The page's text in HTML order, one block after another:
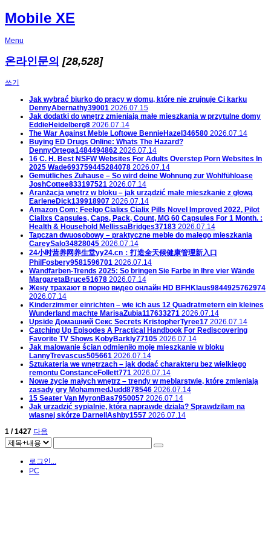
Mobile XE
Menu
온라인문의 [28,528]
쓰기
Jak wybrać biurko do pracy w domu, które nie zrujnuje Ci karku
DennyAbernathy39001 2026.07.15
Jak dodatki do wnętrz zmieniają małe mieszkania w przytulne domy
EddieHeidelberg8 2026.07.14
The War Against Meble Loftowe BennieHazel346580 2026.07.14
Buying ED Drugs Online: Whats The Hazard?
DennyOrtega1484494862 2026.07.14
16 C. H. Best NSFW Websites For Adults Overstep Porn Websites In
2025 Wade693759445284078 2026.07.14
Gemütliches Zuhause – So wird deine Wohnung zur Wohlfühloase
JoshCottee833197521 2026.07.14
Aranżacja wnętrz w bloku – jak urządzić małe mieszkanie z głową
EarleneDick139918907 2026.07.14
Amazon Com: Feelgo Cialixs Cialix Pills Novel Improved 2022, Pilot
Cialixs Capsules, Caps, Pack, Count, MG 60 Capsules For 1 Month. :
Health & Household MellissaBridges37183 2026.07.14
Tapczan dwuosobowy – praktyczne meble do małego mieszkania
CareySalo34828045 2026.07.14
24小时营养网养生堂yy24.cn：打造全天候健康管理新入口
PhilFosbery9581596701 2026.07.14
Wandfarben-Trends 2025: So bringen Sie Farbe in Ihre vier Wände
MargaretaBruce51678 2026.07.14
Жену трахают в порно видео онлайн HD BFHKlaus9844925762974
2026.07.14
Kinderzimmer einrichten – wie ich aus 12 Quadratmetern ein kleines
Wunderland machte MarisaZubia117633271 2026.07.14
Upside Домашний Секс Secrets KristopherTyree17 2026.07.14
Catching Up Episodes A Practical Handbook For Rediscovering
Favorite TV Shows KobyBarkly77105 2026.07.14
Jak malowanie ścian odmieniło moje mieszkanie w bloku
LannyTrevascus505661 2026.07.14
Sztukateria we wnętrzach – jak dodać charakteru bez wielkiego
remontu ConstanceFollett771 2026.07.14
Nowe życie małych wnętrz – trendy w meblarstwie, które zmieniają
zasady gry MohammedJudd878546 2026.07.14
15 Seater Van MyronBas7950057 2026.07.14
Jak urzadzić sypialnie, która naprawde dziala? Sprawdzilam na
wlasnej skórze DarnellAshby1557 2026.07.14
1 / 1427 다음
로그인...
PC